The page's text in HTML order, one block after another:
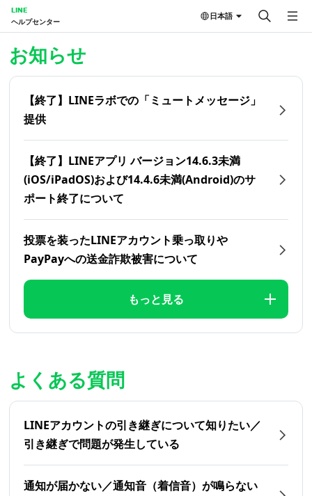
LINE
ヘルプセンター
日本語
お知らせ
【終了】LINEラボでの「ミュートメッセージ」
提供
【終了】LINEアプリ バージョン14.6.3未満
(iOS/iPadOS)および14.4.6未満(Android)のサ
ポート終了について
投票を装ったLINEアカウント乗っ取りや
PayPayへの送金詐欺被害について
もっと見る
よくある質問
LINEアカウントの引き継ぎについて知りたい／
引き継ぎで問題が発生している
通知が届かない／通知音（着信音）が鳴らない